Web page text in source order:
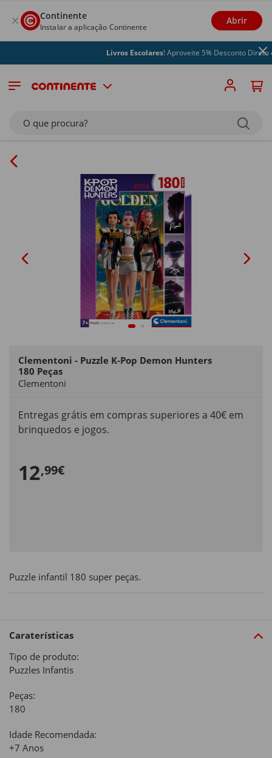
Continente
Instalar a aplicação Continente
Abrir
Livros Escolares! Aproveite 5% Desconto Direto e
O que procura?
Clementoni - Puzzle K-Pop Demon Hunters
180 Peças
Clementoni
Entregas grátis em compras superiores a 40€ em
brinquedos e jogos.
12,99€
Puzzle infantil 180 super peças.
Caraterísticas
Tipo de produto:
Puzzles Infantis
Peças:
180
Idade Recomendada:
+7 Anos